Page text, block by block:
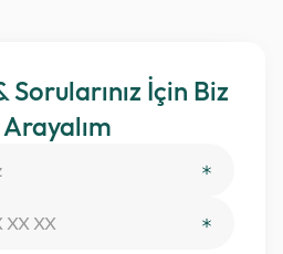
Sorularınız İçin Biz